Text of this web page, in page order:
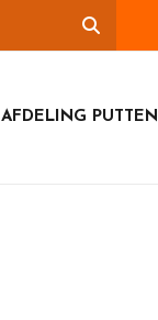
AFDELING PUTTEN